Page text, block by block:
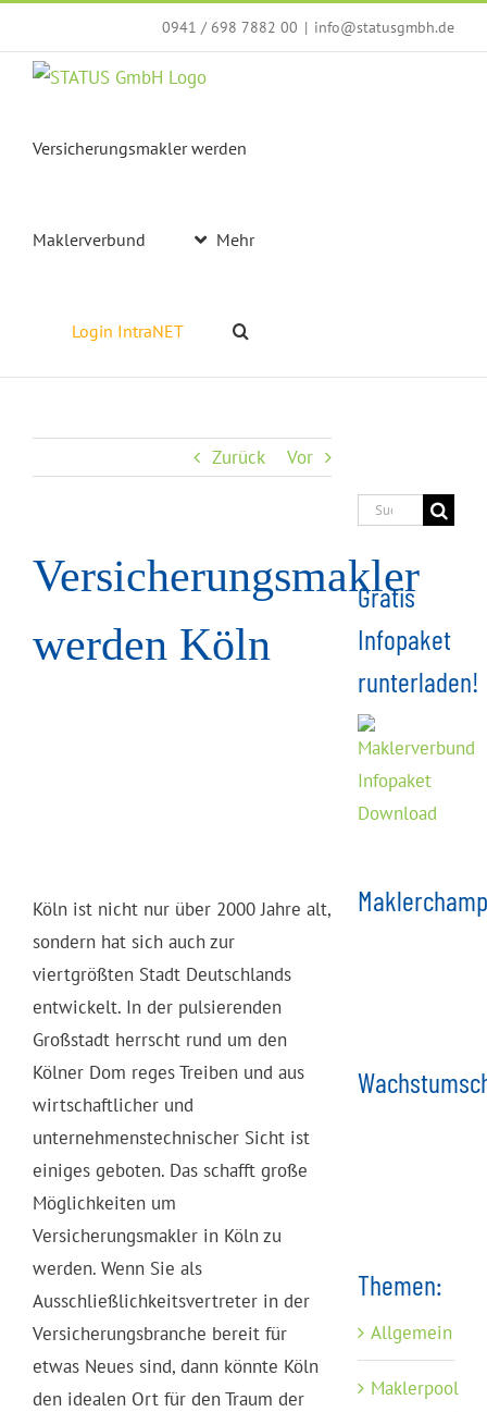
Inhalt
springen
0941 / 698 7882 00 | info@statusgmbh.de
Versicherungsmakler werden
Maklerverbund Mehr
Login IntraNET
Zurück Vor
Versicherungsmakler
werden Köln
Köln ist nicht nur über 2000 Jahre alt,
sondern hat sich auch zur
viertgrößten Stadt Deutschlands
entwickelt. In der pulsierenden
Großstadt herrscht rund um den
Kölner Dom reges Treiben und aus
wirtschaftlicher und
unternehmenstechnischer Sicht ist
einiges geboten. Das schafft große
Möglichkeiten um
Versicherungsmakler in Köln zu
werden. Wenn Sie als
Ausschließlichkeitsvertreter in der
Versicherungsbranche bereit für
etwas Neues sind, dann könnte Köln
den idealen Ort für den Traum der
Suche
Gratis
Infopaket
runterladen!
Themen:
Allgemein
Maklerpool